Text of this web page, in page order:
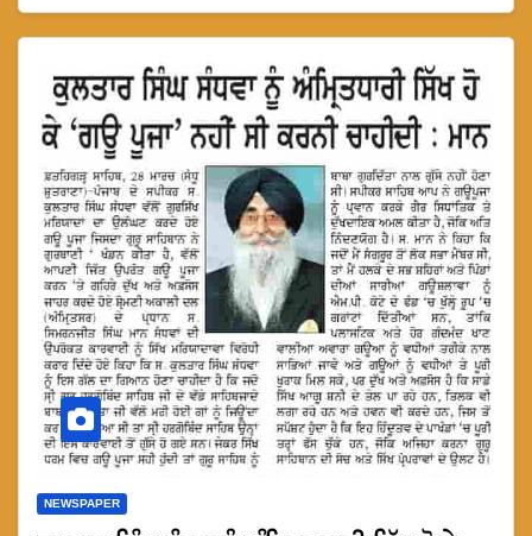
NEWSPAPER